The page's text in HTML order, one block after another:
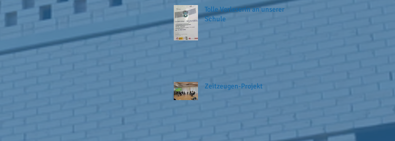
Tolle Vorleserin an unserer
Schule
Zeitzeugen-Projekt